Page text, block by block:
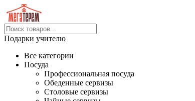
Подарки учителю
Все категории
Посуда
Профессиональная посуда
Обеденные сервизы
Столовые сервизы